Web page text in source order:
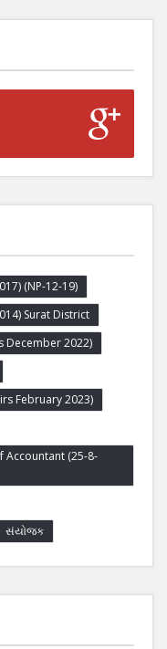
(NP-12-19)
Surat District
December 2022)
February 2023)
Accountant (25-8-
સંયોજક